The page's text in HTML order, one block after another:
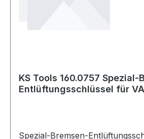
KS Tools 160.0757 Spezial-
Entlüftungsschlüssel für
Spezial-Bremsen-